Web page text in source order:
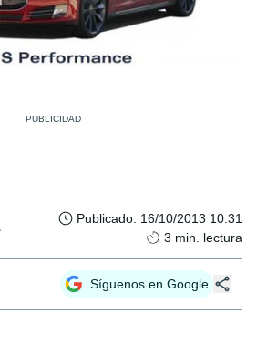
Publicado: 16/10/2013 10:31
3 min. lectura
Síguenos en Google